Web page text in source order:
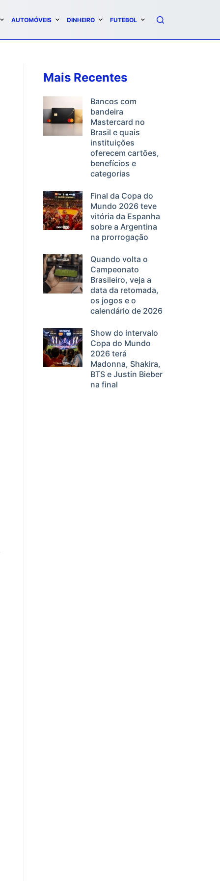
AUTOMÓVEIS DINHEIRO FUTEBOL
Mais Recentes
Bancos com
bandeira
Mastercard no
Brasil e quais
instituições
oferecem cartões,
benefícios e
categorias
Final da Copa do
Mundo 2026 teve
vitória da Espanha
sobre a Argentina
na prorrogação
Quando volta o
Campeonato
Brasileiro, veja a
data da retomada,
os jogos e o
calendário de 2026
Show do intervalo
Copa do Mundo
2026 terá
Madonna, Shakira,
BTS e Justin Bieber
na final